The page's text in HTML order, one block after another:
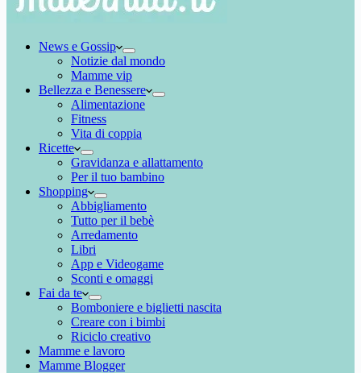
News e Gossip
Notizie dal mondo
Mamme vip
Bellezza e Benessere
Alimentazione
Fitness
Vita di coppia
Ricette
Gravidanza e allattamento
Per il tuo bambino
Shopping
Abbigliamento
Tutto per il bebè
Arredamento
Libri
App e Videogame
Sconti e omaggi
Fai da te
Bomboniere e biglietti nascita
Creare con i bimbi
Riciclo creativo
Mamme e lavoro
Mamme Blogger